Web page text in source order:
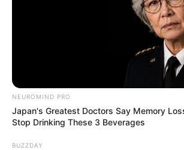
NEUROMIND PRO
Japan's Greatest Doctors Say Memory
Stop Drinking These 3 Beverages
BUZZDAY